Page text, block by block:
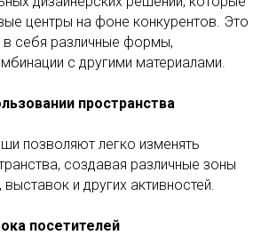
центры на фоне конкурентов. Это
себя различные формы,
с другими материалами.
пространства
позволяют легко изменять
создавая различные зоны
и других активностей.
посетителей